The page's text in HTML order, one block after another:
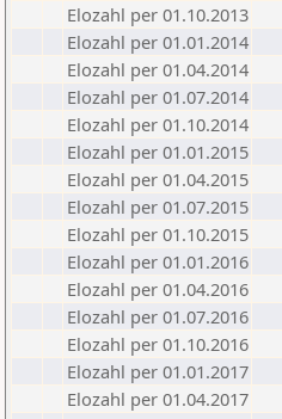
Elozahl per 01.10.2013
Elozahl per 01.01.2014
Elozahl per 01.04.2014
Elozahl per 01.07.2014
Elozahl per 01.10.2014
Elozahl per 01.01.2015
Elozahl per 01.04.2015
Elozahl per 01.07.2015
Elozahl per 01.10.2015
Elozahl per 01.01.2016
Elozahl per 01.04.2016
Elozahl per 01.07.2016
Elozahl per 01.10.2016
Elozahl per 01.01.2017
Elozahl per 01.04.2017